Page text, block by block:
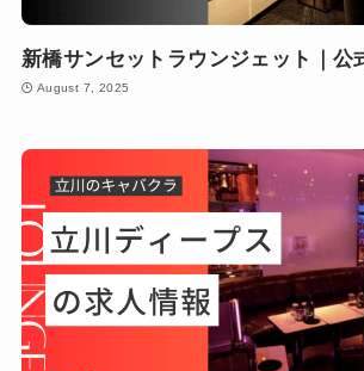
新橋サンセットラウンジェット｜公
August 7, 2025